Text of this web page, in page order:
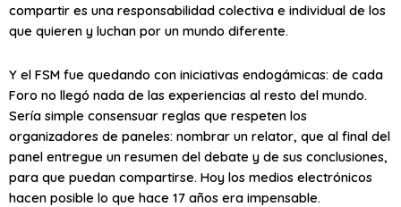
compartir es una responsabilidad colectiva e individual de los
que quieren y luchan por un mundo diferente.
Y el FSM fue quedando con iniciativas endogámicas: de cada
Foro no llegó nada de las experiencias al resto del mundo.
Sería simple consensuar reglas que respeten los
organizadores de paneles: nombrar un relator, que al final del
panel entregue un resumen del debate y de sus conclusiones,
para que puedan compartirse. Hoy los medios electrónicos
hacen posible lo que hace 17 años era impensable.